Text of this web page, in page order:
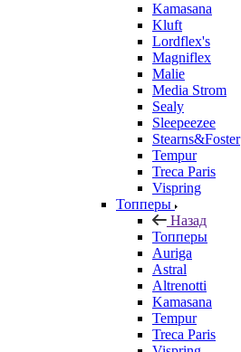
Kamasana
Kluft
Lordflex's
Magniflex
Malie
Media Strom
Sealy
Sleepeezee
Stearns&Foster
Tempur
Treca Paris
Vispring
Топперы
Назад
Топперы
Auriga
Astral
Altrenotti
Kamasana
Tempur
Treca Paris